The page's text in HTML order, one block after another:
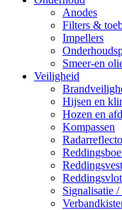
Anodes
Filters &
Impellers
Smeer-en
Veiligheid
Hijsen en
Hozen en
Kompassen
Signalisatie